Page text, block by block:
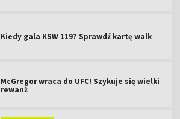
Kiedy gala KSW 119? Sprawdź kartę walk
McGregor wraca do UFC! Szykuje się wielki
rewanż